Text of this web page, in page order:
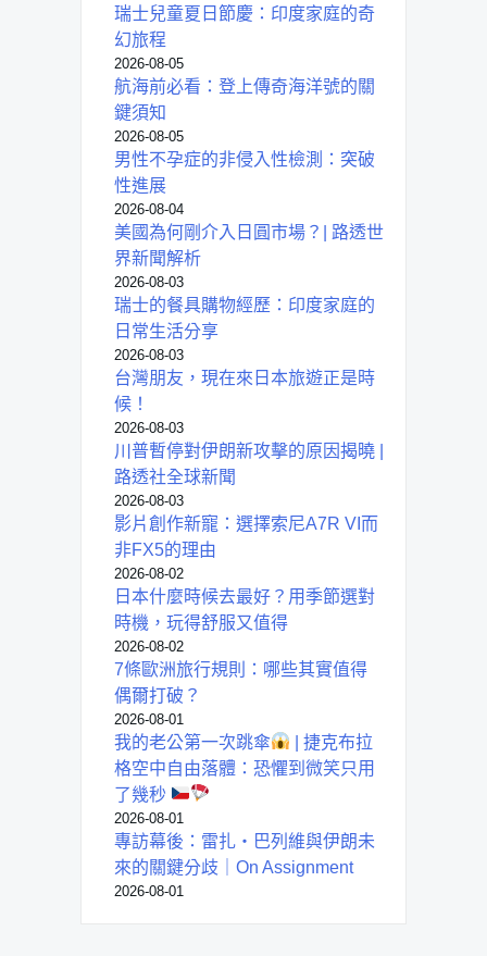
瑞士兒童夏日節慶：印度家庭的奇
幻旅程
2026-08-05
航海前必看：登上傳奇海洋號的關
鍵須知
2026-08-05
男性不孕症的非侵入性檢測：突破
性進展
2026-08-04
美國為何剛介入日圓市場？| 路透世
界新聞解析
2026-08-03
瑞士的餐具購物經歷：印度家庭的
日常生活分享
2026-08-03
台灣朋友，現在來日本旅遊正是時
候！
2026-08-03
川普暫停對伊朗新攻擊的原因揭曉 |
路透社全球新聞
2026-08-03
影片創作新寵：選擇索尼A7R VI而
非FX5的理由
2026-08-02
日本什麼時候去最好？用季節選對
時機，玩得舒服又值得
2026-08-02
7條歐洲旅行規則：哪些其實值得
偶爾打破？
2026-08-01
我的老公第一次跳傘
| 捷克布拉
格空中自由落體：恐懼到微笑只用
了幾秒
2026-08-01
專訪幕後：雷扎・巴列維與伊朗未
來的關鍵分歧｜On Assignment
2026-08-01